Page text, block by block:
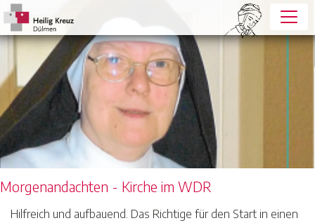
Morgenandachten - Kirche im WDR
Hilfreich und aufbauend. Das Richtige für den Start in einen